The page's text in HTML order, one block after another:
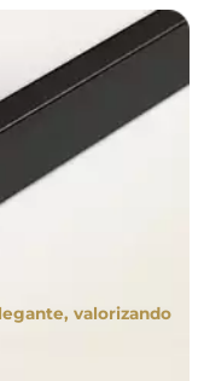
valorizando